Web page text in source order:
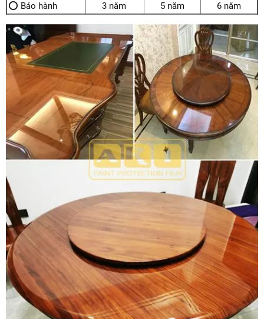
⭕ Bảo hành
3 năm 5 năm 6 năm